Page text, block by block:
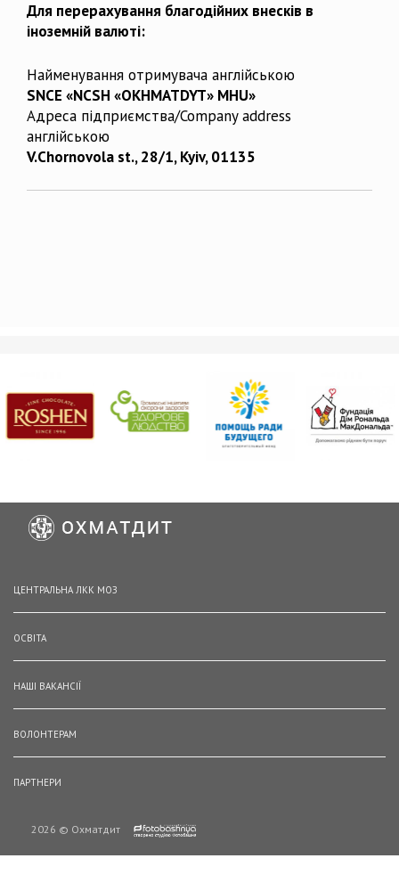
Для перерахування благодійних внесків в
іноземній валюті:
Найменування отримувача англійською
SNCE «NCSH «OKHMATDYT» MHU»
Адреса підприємства/Company address
англійською
V.Chornovola st., 28/1, Kyiv, 01135
ЦЕНТРАЛЬНА ЛКК МОЗ
ОСВІТА
НАШІ ВАКАНСІЇ
ВОЛОНТЕРАМ
ПАРТНЕРИ
2026 © Охматдит